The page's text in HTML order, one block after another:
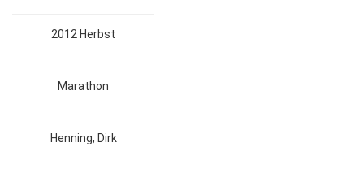
2012 Herbst
Marathon
Henning, Dirk